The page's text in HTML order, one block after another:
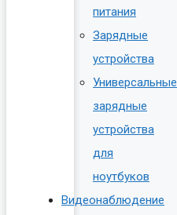
питания
Зарядные
устройства
Универсальные
зарядные
устройства
для
ноутбуков
Видеонаблюдение